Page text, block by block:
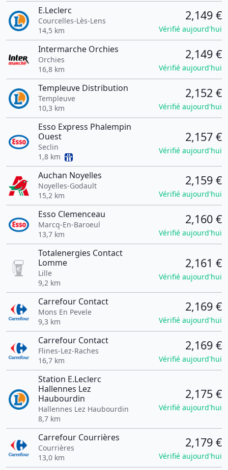
E.Leclerc
Courcelles-Lès-Lens
14,5 km
2,149 €
Vérifié aujourd'hui
Intermarche Orchies
Orchies
16,8 km
2,149 €
Vérifié aujourd'hui
Templeuve Distribution
Templeuve
10,3 km
2,152 €
Vérifié aujourd'hui
Esso Express Phalempin
Ouest
Seclin
1,8 km
2,157 €
Vérifié aujourd'hui
Auchan Noyelles
Noyelles-Godault
15,2 km
2,159 €
Vérifié aujourd'hui
Esso Clemenceau
Marcq-En-Baroeul
13,7 km
2,160 €
Vérifié aujourd'hui
Totalenergies Contact
Lomme
Lille
9,2 km
2,161 €
Vérifié aujourd'hui
Carrefour Contact
Mons En Pevele
9,3 km
2,169 €
Vérifié aujourd'hui
Carrefour Contact
Flines-Lez-Raches
16,7 km
2,169 €
Vérifié aujourd'hui
Station E.Leclerc
Hallennes Lez
Haubourdin
Hallennes Lez Haubourdin
8,7 km
2,175 €
Vérifié aujourd'hui
Carrefour Courrières
Courrières
13,0 km
2,179 €
Vérifié aujourd'hui